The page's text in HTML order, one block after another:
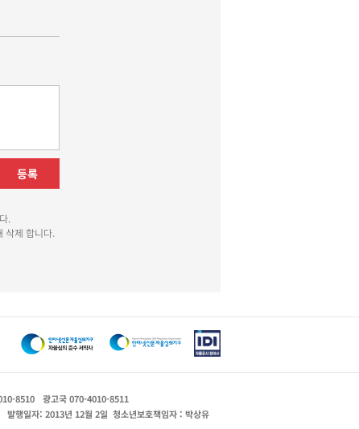
등록
.
삭제 합니다.
8510
광고국 070-4010-8511
발행일자: 2013년 12월 2일 청소년보호책임자 : 박상유